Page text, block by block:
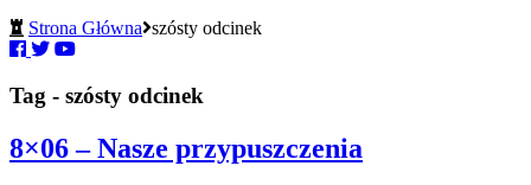
Strona Główna szósty odcinek
Tag - szósty odcinek
8×06 – Nasze przypuszczenia